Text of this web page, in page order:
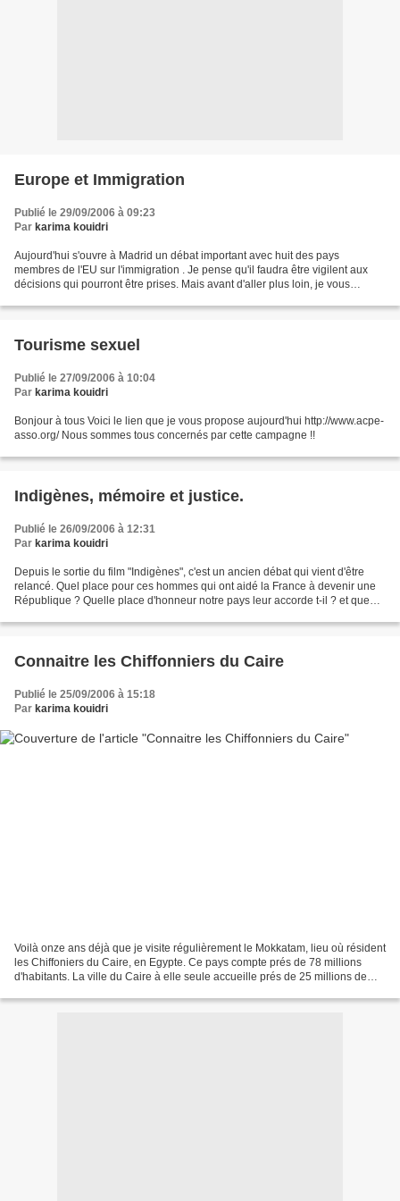
Europe et Immigration
Publié le 29/09/2006 à 09:23
Par karima kouidri
Aujourd'hui s'ouvre à Madrid un débat important avec huit des pays
membres de l'EU sur l'immigration . Je pense qu'il faudra être vigilent aux
décisions qui pourront être prises. Mais avant d'aller plus loin, je vous
Tourisme sexuel
Publié le 27/09/2006 à 10:04
Par karima kouidri
Bonjour à tous Voici le lien que je vous propose aujourd'hui http://www.acpe-
asso.org/ Nous sommes tous concernés par cette campagne !!
Indigènes, mémoire et justice.
Publié le 26/09/2006 à 12:31
Par karima kouidri
Depuis le sortie du film "Indigènes", c'est un ancien débat qui vient d'être
relancé. Quel place pour ces hommes qui ont aidé la France à devenir une
République ? Quelle place d'honneur notre pays leur accorde t-il ? et que
Connaitre les Chiffonniers du Caire
Publié le 25/09/2006 à 15:18
Par karima kouidri
Voilà onze ans déjà que je visite régulièrement le Mokkatam, lieu où résident
les Chiffoniers du Caire, en Egypte. Ce pays compte prés de 78 millions
d'habitants. La ville du Caire à elle seule accueille prés de 25 millions de